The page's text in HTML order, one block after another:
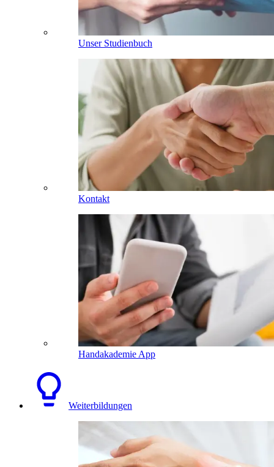
Unser Studienbuch
Kontakt
Handakademie App
Weiterbildungen